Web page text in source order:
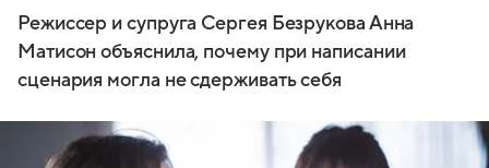
Режиссер и супруга Сергея Безрукова Анна
Матисон объяснила, почему при написании
сценария могла не сдерживать себя